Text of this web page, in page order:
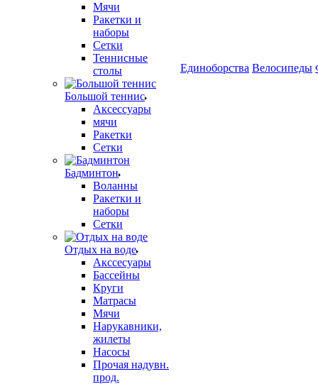
Мячи
Ракетки и
наборы
Сетки
Теннисные
столы
Большой теннис
Аксессуары
мячи
Ракетки
Сетки
Бадминтон
Воланны
Ракетки и
наборы
Сетки
Отдых на воде
Акссесуары
Бассейны
Круги
Матрасы
Мячи
Нарукавники,
жилеты
Насосы
Прочая надувн.
прод.
Единоборства Велосипеды